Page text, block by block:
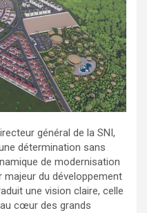
général de la SNI,
détermination sans
de modernisation
majeur du développement
une vision claire, celle
cœur des grands